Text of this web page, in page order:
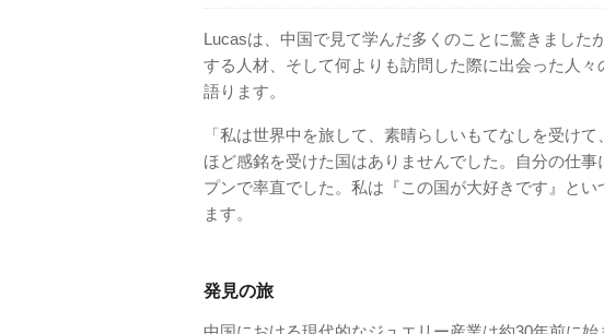
Lucasは、中国で見て学んだ多くのことに驚きました
する人材、そして何よりも訪問した際に出会った人
語ります。
「私は世界中を旅して、素晴らしいもてなしを受け
ほど感銘を受けた国はありませんでした。自分の仕
プンで率直でした。私は『この国が大好きです』と
ます。
発見の旅